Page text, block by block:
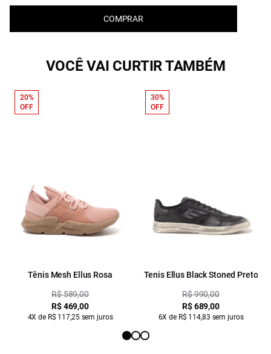
COMPRAR
VOCÊ VAI CURTIR TAMBÉM
Tênis Mesh Ellus Rosa
R$ 589,00
R$ 469,00
4X de R$ 117,25 sem juros
20%
OFF
Tenis Ellus Black Stoned Preto
R$ 990,00
R$ 689,00
6X de R$ 114,83 sem juros
30%
OFF